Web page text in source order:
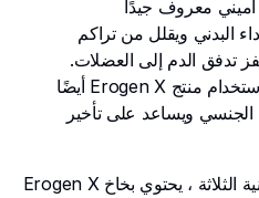
معروف جيدًا
البدني ويقلل من تراكم
تدفق الدم إلى العضلات.
بفضل هذا التأثير ، يسمح إستخدام منتج Erogen X أيضًا
الجنسي ويساعد على تأخير
بالإضافة إلى هذه الأحماض الأمينية الثلاثة ، يحتوي بخاخ Erogen X